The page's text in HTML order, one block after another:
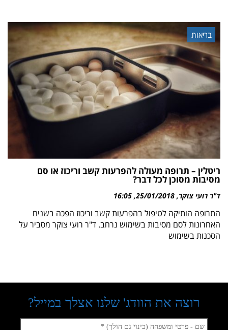
בריאות
ריטלין – תרופה מעולה להפרעות קשב וריכוז או סם
מסיבות מסוכן לכל דבר?
ד"ר רועי צוקר 25/01/2018
16:05
התרופה הותיקה לטיפול בהפרעות קשב וריכוז הפכה בשנים
האחרונות לסם מסיבות בשימוש נרחב. ד"ר רועי צוקר מסביר על
הסכנות בשימוש